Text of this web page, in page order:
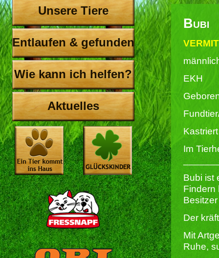
Unsere Tiere
Entlaufen & gefunden
Wie kann ich helfen?
Aktuelles
Bubi
EKH
Im
Bubi ist
Findern
Der
Mit
Ruhe,